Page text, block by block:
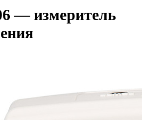
— измеритель